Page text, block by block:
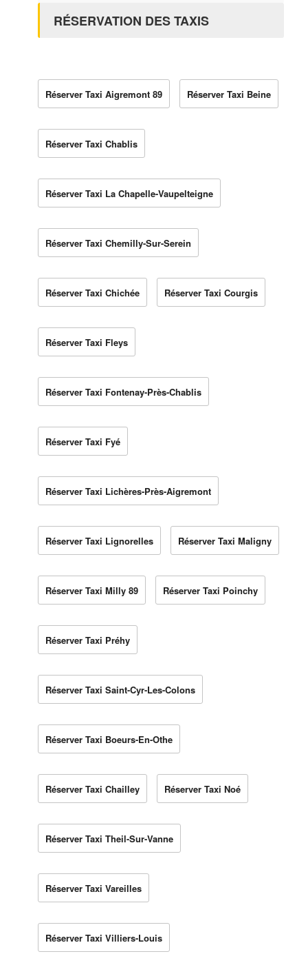
RÉSERVATION DES TAXIS
Réserver Taxi Aigremont 89 Réserver Taxi Beine
Réserver Taxi Chablis
Réserver Taxi La Chapelle-Vaupelteigne
Réserver Taxi Chemilly-Sur-Serein
Réserver Taxi Chichée Réserver Taxi Courgis
Réserver Taxi Fleys
Réserver Taxi Fontenay-Près-Chablis
Réserver Taxi Fyé
Réserver Taxi Lichères-Près-Aigremont
Réserver Taxi Lignorelles Réserver Taxi Maligny
Réserver Taxi Milly 89 Réserver Taxi Poinchy
Réserver Taxi Préhy
Réserver Taxi Saint-Cyr-Les-Colons
Réserver Taxi Boeurs-En-Othe
Réserver Taxi Chailley Réserver Taxi Noé
Réserver Taxi Theil-Sur-Vanne
Réserver Taxi Vareilles
Réserver Taxi Villiers-Louis